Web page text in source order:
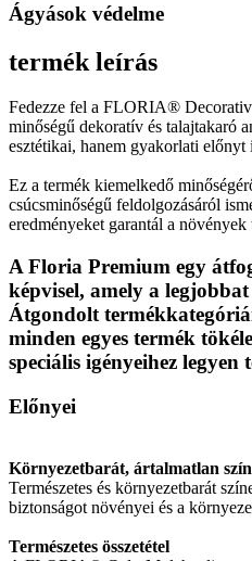
Ágyások védelme
termék leírás
Fedezze fel a FLORIA®
minőségű dekoratív és talajtakaró
esztétikai, hanem gyakorlati előnyt
Ez a termék kiemelkedő
csúcsminőségű feldolgozásáról
eredményeket garantál a növények
A Floria Premium egy
képvisel, amely a
Átgondolt
minden egyes termék
speciális igényeihez legyen
Előnyei
Környezetbarát, ártalmatlan
Természetes és környezetbarát
biztonságot növényei és a
Természetes összetétel